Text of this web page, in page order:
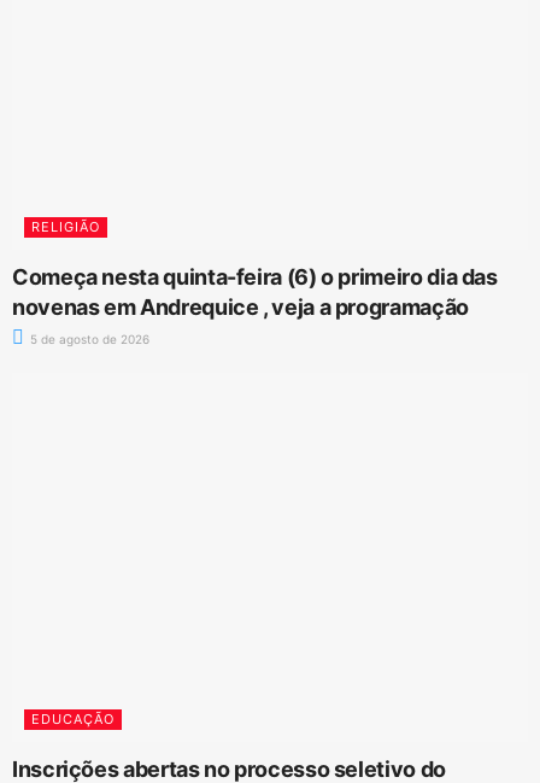
RELIGIÃO
Começa nesta quinta-feira (6) o primeiro dia das
novenas em Andrequice , veja a programação
5 de agosto de 2026
EDUCAÇÃO
Inscrições abertas no processo seletivo do